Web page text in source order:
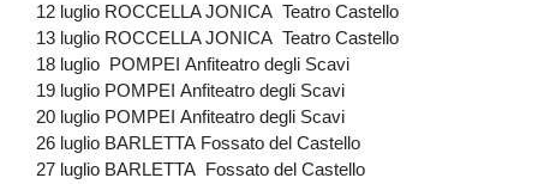
12 luglio ROCCELLA JONICA Teatro Castello
13 luglio ROCCELLA JONICA Teatro Castello
18 luglio POMPEI Anfiteatro degli Scavi
19 luglio POMPEI Anfiteatro degli Scavi
20 luglio POMPEI Anfiteatro degli Scavi
26 luglio BARLETTA Fossato del Castello
27 luglio BARLETTA Fossato del Castello